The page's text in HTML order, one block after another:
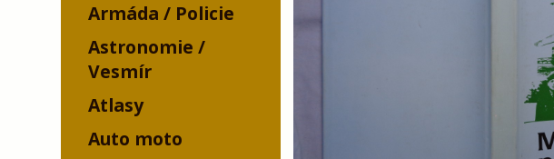
Armáda / Policie
Astronomie /
Vesmír
Atlasy
Auto moto